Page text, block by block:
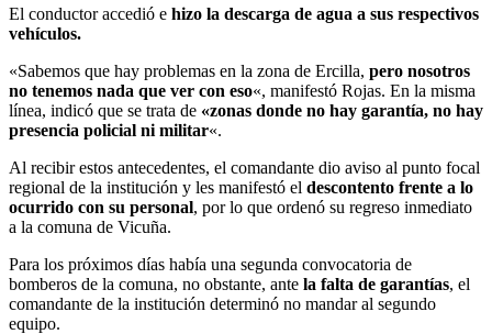
El conductor accedió e hizo la descarga de agua a sus respectivos
vehículos.
«Sabemos que hay problemas en la zona de Ercilla, pero nosotros
no tenemos nada que ver con eso«, manifestó Rojas. En la misma
línea, indicó que se trata de «zonas donde no hay garantía, no hay
presencia policial ni militar«.
Al recibir estos antecedentes, el comandante dio aviso al punto focal
regional de la institución y les manifestó el descontento frente a lo
ocurrido con su personal, por lo que ordenó su regreso inmediato
a la comuna de Vicuña.
Para los próximos días había una segunda convocatoria de
bomberos de la comuna, no obstante, ante la falta de garantías, el
comandante de la institución determinó no mandar al segundo
equipo.